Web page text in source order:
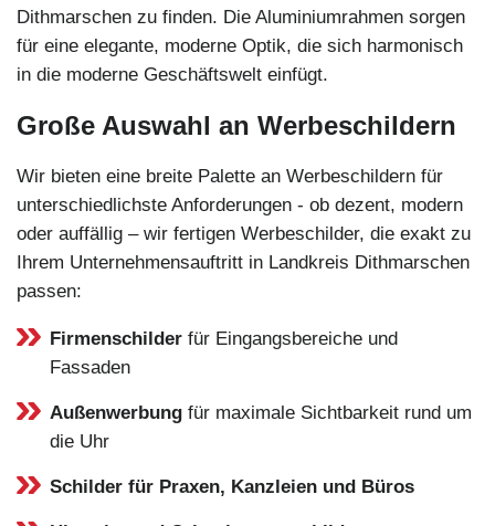
Dithmarschen zu finden. Die Aluminiumrahmen sorgen
für eine elegante, moderne Optik, die sich harmonisch
in die moderne Geschäftswelt einfügt.
Große Auswahl an Werbeschildern
Wir bieten eine breite Palette an Werbeschildern für
unterschiedlichste Anforderungen - ob dezent, modern
oder auffällig – wir fertigen Werbeschilder, die exakt zu
Ihrem Unternehmensauftritt in Landkreis Dithmarschen
passen:
Firmenschilder für Eingangsbereiche und
Fassaden
Außenwerbung für maximale Sichtbarkeit rund um
die Uhr
Schilder für Praxen, Kanzleien und Büros